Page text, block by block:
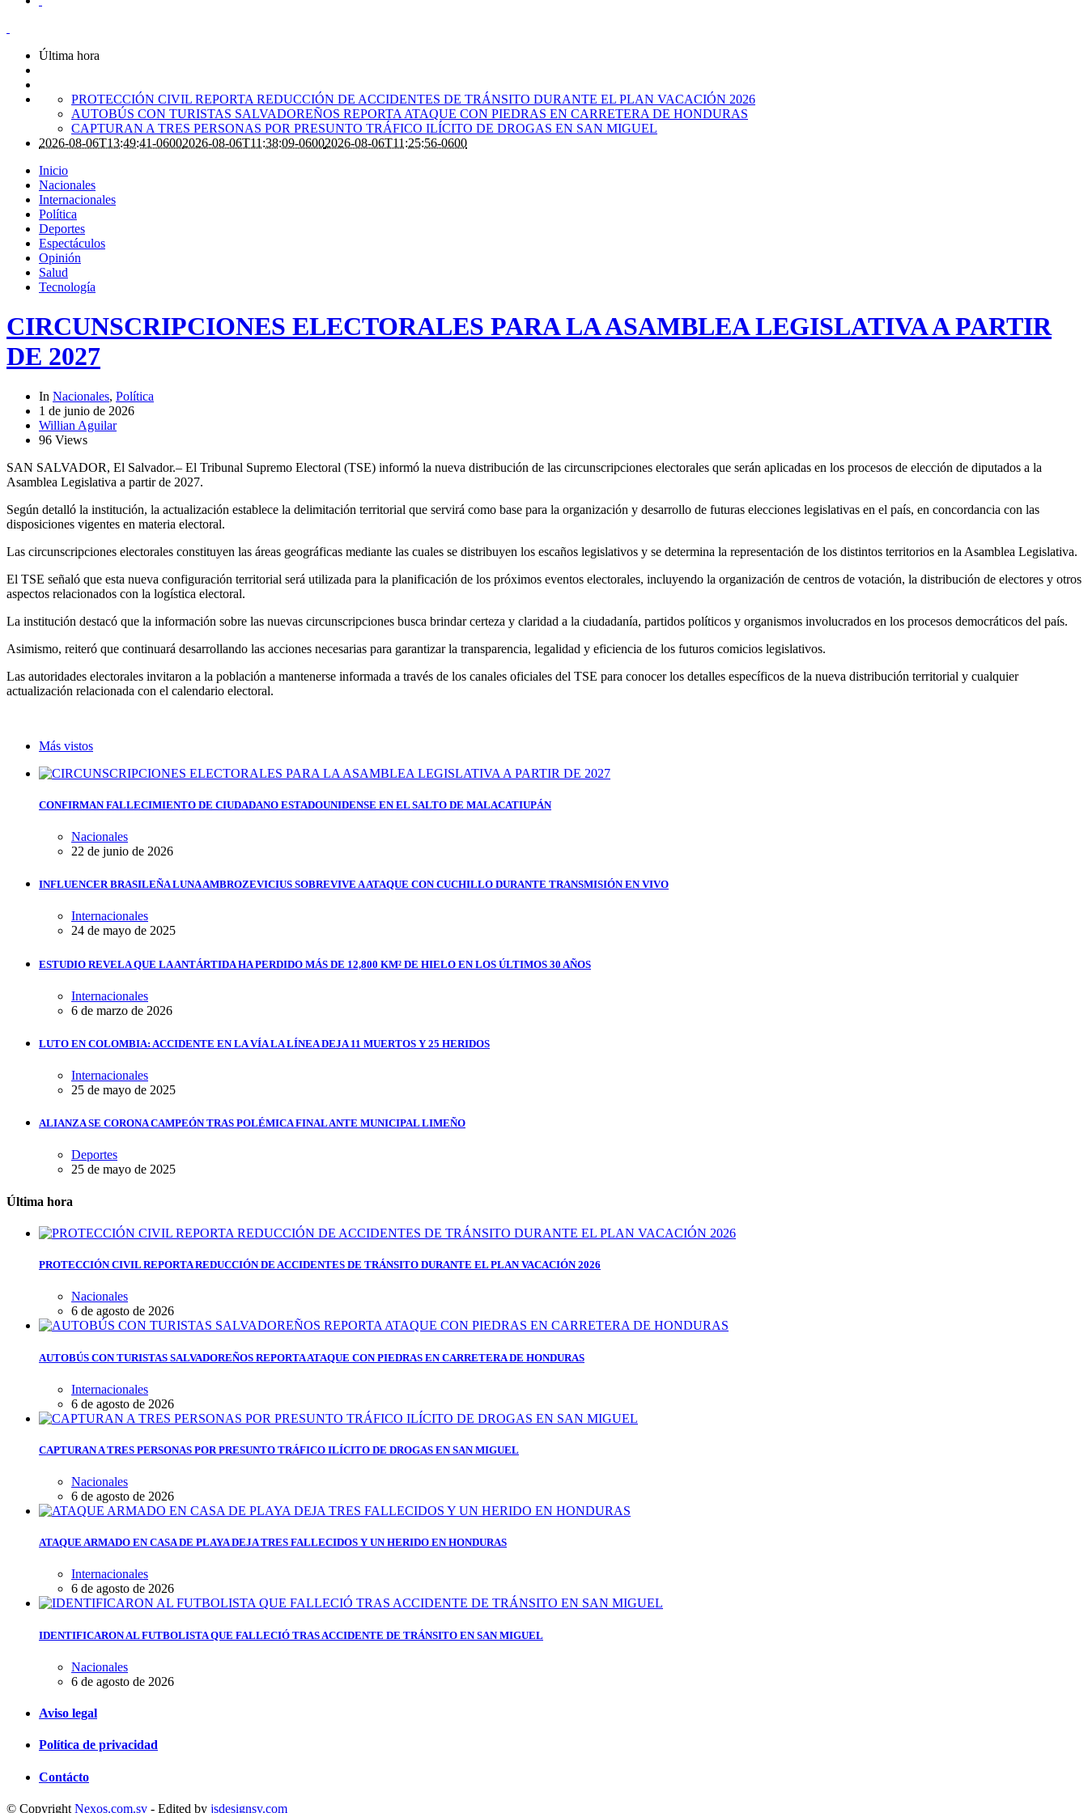
Última hora
PROTECCIÓN CIVIL REPORTA REDUCCIÓN DE ACCIDENTES DE TRÁNSITO DURANTE EL PLAN VACACIÓN 2026
AUTOBÚS CON TURISTAS SALVADOREÑOS REPORTA ATAQUE CON PIEDRAS EN CARRETERA DE HONDURAS
CAPTURAN A TRES PERSONAS POR PRESUNTO TRÁFICO ILÍCITO DE DROGAS EN SAN MIGUEL
2026-08-06T13:49:41-06002026-08-06T11:38:09-06002026-08-06T11:25:56-0600
Inicio
Nacionales
Internacionales
Política
Deportes
Espectáculos
Opinión
Salud
Tecnología
CIRCUNSCRIPCIONES ELECTORALES PARA LA ASAMBLEA LEGISLATIVA A PARTIR
DE 2027
In Nacionales, Política
1 de junio de 2026
Willian Aguilar
96 Views
SAN SALVADOR, El Salvador.– El Tribunal Supremo Electoral (TSE) informó la nueva distribución de las circunscripciones electorales que serán aplicadas en los procesos de elección de diputados a la
Asamblea Legislativa a partir de 2027.
Según detalló la institución, la actualización establece la delimitación territorial que servirá como base para la organización y desarrollo de futuras elecciones legislativas en el país, en concordancia con las
disposiciones vigentes en materia electoral.
Las circunscripciones electorales constituyen las áreas geográficas mediante las cuales se distribuyen los escaños legislativos y se determina la representación de los distintos territorios en la Asamblea Legislativa.
El TSE señaló que esta nueva configuración territorial será utilizada para la planificación de los próximos eventos electorales, incluyendo la organización de centros de votación, la distribución de electores y otros
aspectos relacionados con la logística electoral.
La institución destacó que la información sobre las nuevas circunscripciones busca brindar certeza y claridad a la ciudadanía, partidos políticos y organismos involucrados en los procesos democráticos del país.
Asimismo, reiteró que continuará desarrollando las acciones necesarias para garantizar la transparencia, legalidad y eficiencia de los futuros comicios legislativos.
Las autoridades electorales invitaron a la población a mantenerse informada a través de los canales oficiales del TSE para conocer los detalles específicos de la nueva distribución territorial y cualquier
actualización relacionada con el calendario electoral.
Más vistos
CONFIRMAN FALLECIMIENTO DE CIUDADANO ESTADOUNIDENSE EN EL SALTO DE MALACATIUPÁN
Nacionales
22 de junio de 2026
INFLUENCER BRASILEÑA LUNA AMBROZEVICIUS SOBREVIVE A ATAQUE CON CUCHILLO DURANTE TRANSMISIÓN EN VIVO
Internacionales
24 de mayo de 2025
ESTUDIO REVELA QUE LA ANTÁRTIDA HA PERDIDO MÁS DE 12,800 KM² DE HIELO EN LOS ÚLTIMOS 30 AÑOS
Internacionales
6 de marzo de 2026
LUTO EN COLOMBIA: ACCIDENTE EN LA VÍA LA LÍNEA DEJA 11 MUERTOS Y 25 HERIDOS
Internacionales
25 de mayo de 2025
ALIANZA SE CORONA CAMPEÓN TRAS POLÉMICA FINAL ANTE MUNICIPAL LIMEÑO
Deportes
25 de mayo de 2025
Última hora
PROTECCIÓN CIVIL REPORTA REDUCCIÓN DE ACCIDENTES DE TRÁNSITO DURANTE EL PLAN VACACIÓN 2026
Nacionales
6 de agosto de 2026
AUTOBÚS CON TURISTAS SALVADOREÑOS REPORTA ATAQUE CON PIEDRAS EN CARRETERA DE HONDURAS
Internacionales
6 de agosto de 2026
CAPTURAN A TRES PERSONAS POR PRESUNTO TRÁFICO ILÍCITO DE DROGAS EN SAN MIGUEL
Nacionales
6 de agosto de 2026
ATAQUE ARMADO EN CASA DE PLAYA DEJA TRES FALLECIDOS Y UN HERIDO EN HONDURAS
Internacionales
6 de agosto de 2026
IDENTIFICARON AL FUTBOLISTA QUE FALLECIÓ TRAS ACCIDENTE DE TRÁNSITO EN SAN MIGUEL
Nacionales
6 de agosto de 2026
Aviso legal
Política de privacidad
Contácto
© Copyright Nexos.com.sv - Edited by jsdesignsv.com